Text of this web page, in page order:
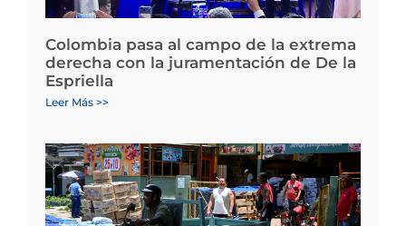
Colombia pasa al campo de la extrema
derecha con la juramentación de De la
Espriella
Leer Más >>